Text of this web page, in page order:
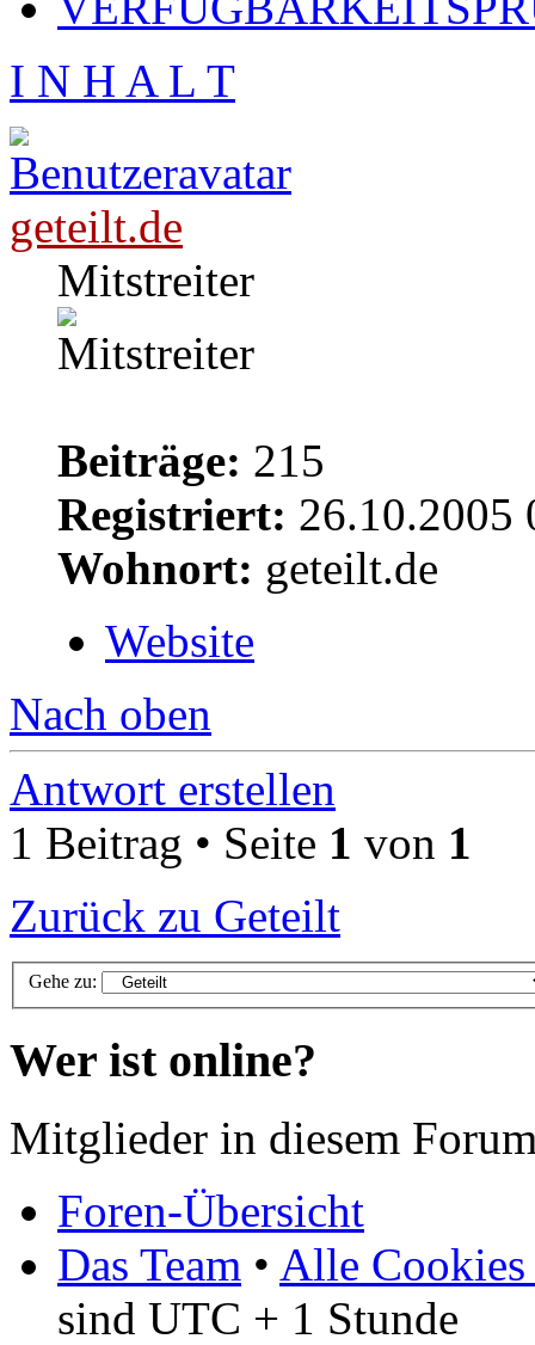
I N H A L T
geteilt.de
Mitstreiter
Beiträge: 215
Registriert: 26.10.2005
Wohnort: geteilt.de
Website
Nach oben
Antwort erstellen
1 Beitrag • Seite 1 von 1
Zurück zu Geteilt
Gehe zu:
Wer ist online?
Mitglieder in diesem
Foren-Übersicht
Das Team • Alle Cookies
sind UTC + 1 Stunde